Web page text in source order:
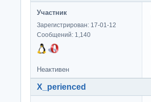
Участник
Зарегистрирован: 17-01-12
Сообщений: 1,140
Неактивен
X_perienced